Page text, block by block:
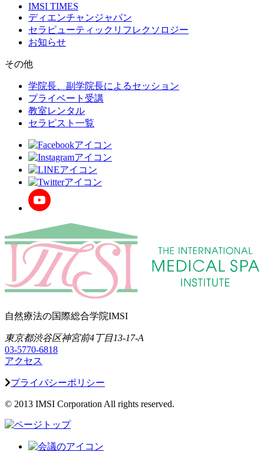
IMSI TIMES
ディエンチャンジャパン
セラピューティックリフレクソロジー
お知らせ
その他
学院長、副学院長によるセッション
プライベート受講
教室レンタル
セラピスト一覧
自然療法の国際総合学院IMSI
東京都渋谷区神宮前4丁目13-17-A
03-5770-6818
アクセス
プライバシーポリシー
© 2013 IMSI Corporation All rights reserved.